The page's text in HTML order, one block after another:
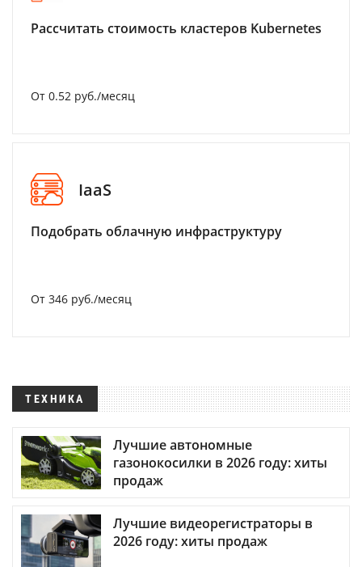
Рассчитать стоимость кластеров Kubernetes
От 0.52 руб./месяц
IaaS
Подобрать облачную инфраструктуру
От 346 руб./месяц
ТЕХНИКА
Лучшие автономные
газонокосилки в 2026 году: хиты
продаж
Лучшие видеорегистраторы в
2026 году: хиты продаж